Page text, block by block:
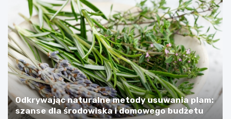
Odkrywając naturalne metody usuwania plam:
szanse dla środowiska i domowego budżetu